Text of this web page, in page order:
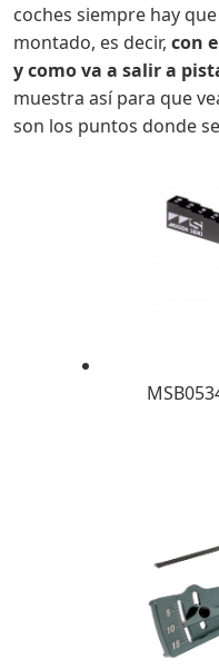
coches siempre hay
montado, es decir, con
y como va a salir a
muestra así para que
son los puntos donde